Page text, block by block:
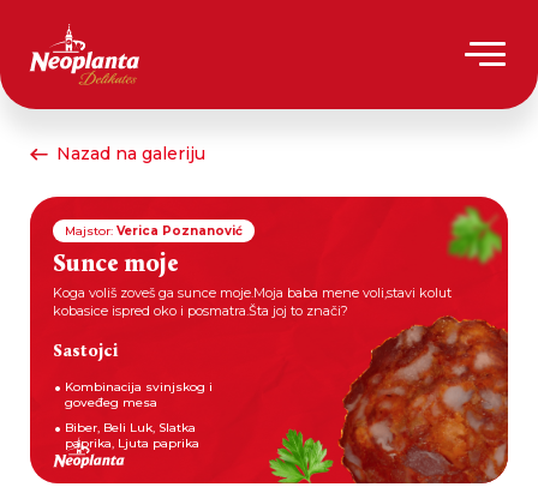
Nazad na galeriju
Majstor: Verica Poznanović
Sunce moje
Koga voliš zoveš ga sunce moje.Moja baba mene voli,stavi kolut
kobasice ispred oko i posmatra.Šta joj to znači?
Sastojci
Kombinacija svinjskog i
goveđeg mesa
Biber, Beli Luk, Slatka
paprika, Ljuta paprika